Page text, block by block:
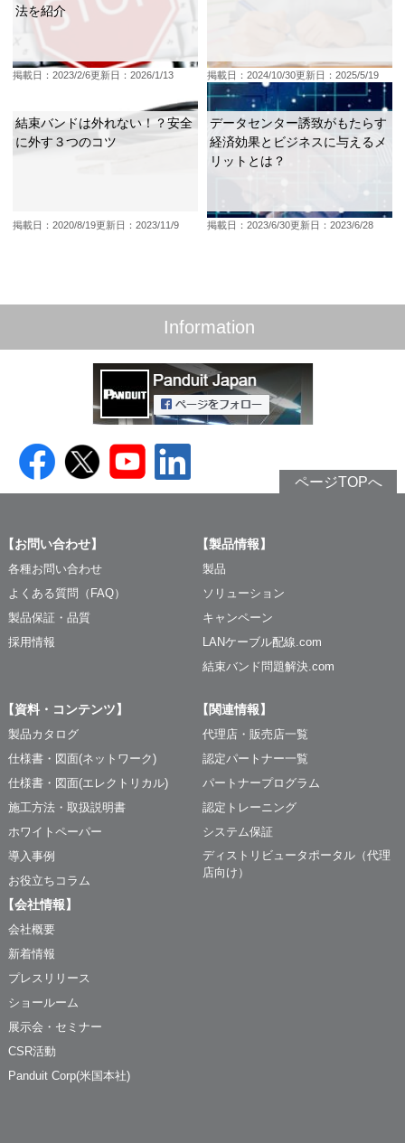
法を紹介
掲載日：2023/2/6更新日：2026/1/13 掲載日：2024/10/30更新日：2025/5/19
結束バンドは外れない！？安全
に外す３つのコツ
掲載日：2020/8/19更新日：2023/11/9
データセンター誘致がもたらす
経済効果とビジネスに与えるメ
リットとは？
掲載日：2023/6/30更新日：2023/6/28
Information
ページTOPへ
【お問い合わせ】
各種お問い合わせ
よくある質問（FAQ）
製品保証・品質
採用情報
【製品情報】
製品
ソリューション
キャンペーン
LANケーブル配線.com
結束バンド問題解決.com
【資料・コンテンツ】
製品カタログ
仕様書・図面(ネットワーク)
仕様書・図面(エレクトリカル)
施工方法・取扱説明書
ホワイトペーパー
導入事例
お役立ちコラム
【関連情報】
代理店・販売店一覧
認定パートナー一覧
パートナープログラム
認定トレーニング
システム保証
ディストリビュータポータル（代理
店向け）
【会社情報】
会社概要
新着情報
プレスリリース
ショールーム
展示会・セミナー
CSR活動
Panduit Corp(米国本社)